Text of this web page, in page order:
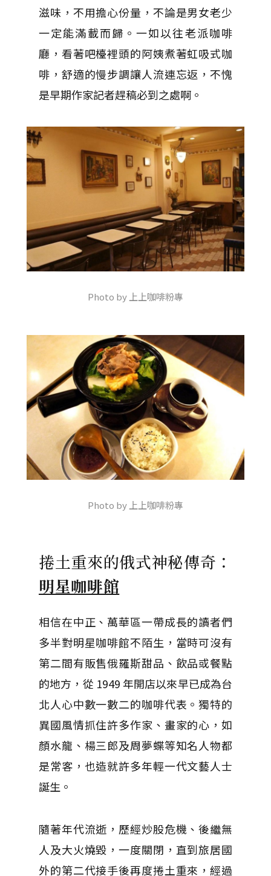
滋味，不用擔心份量，不論是男女老少
一定能滿載而歸。一如以往老派咖啡
廳，看著吧檯裡頭的阿姨煮著虹吸式咖
啡，舒適的慢步調讓人流連忘返，不愧
是早期作家記者趕稿必到之處啊。
Photo by 上上咖啡粉專
Photo by 上上咖啡粉專
捲土重來的俄式神秘傳奇：
明星咖啡館
相信在中正、萬華區一帶成長的讀者們
多半對明星咖啡館不陌生，當時可沒有
第二間有販售俄羅斯甜品、飲品或餐點
的地方，從 1949 年開店以來早已成為台
北人心中數一數二的咖啡代表。獨特的
異國風情抓住許多作家、畫家的心，如
顏水龍、楊三郎及周夢蝶等知名人物都
是常客，也造就許多年輕一代文藝人士
誕生。
隨著年代流逝，歷經炒股危機、後繼無
人及大火燒毀，一度關閉，直到旅居國
外的第二代接手後再度捲土重來，經過